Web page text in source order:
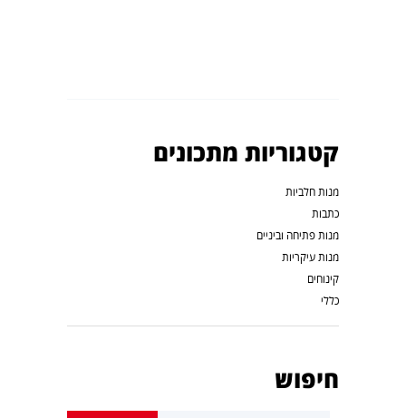
קטגוריות מתכונים
מנות חלביות
כתבות
מנות פתיחה וביניים
מנות עיקריות
קינוחים
כללי
חיפוש